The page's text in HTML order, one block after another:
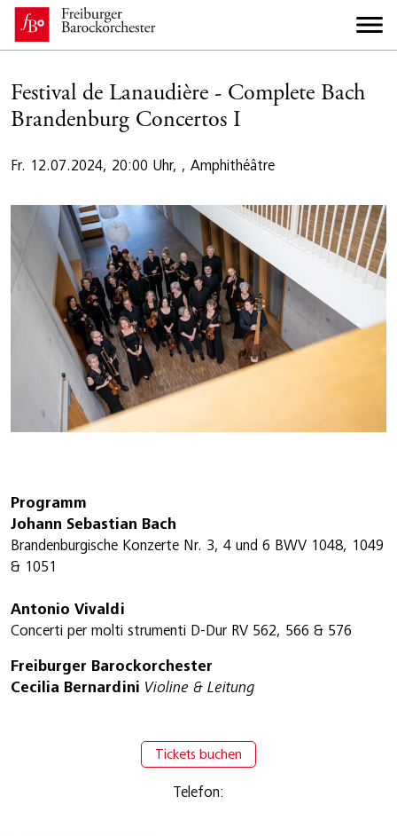
Festival de Lanaudière - Complete Bach
Brandenburg Concertos I
Fr. 12.07.2024, 20:00 Uhr, , Amphithéâtre
Programm
Johann Sebastian Bach
Brandenburgische Konzerte Nr. 3, 4 und 6 BWV 1048, 1049
& 1051
Antonio Vivaldi
Concerti per molti strumenti D-Dur RV 562, 566 & 576
Freiburger Barockorchester
Cecilia Bernardini Violine & Leitung
Tickets buchen
Telefon: